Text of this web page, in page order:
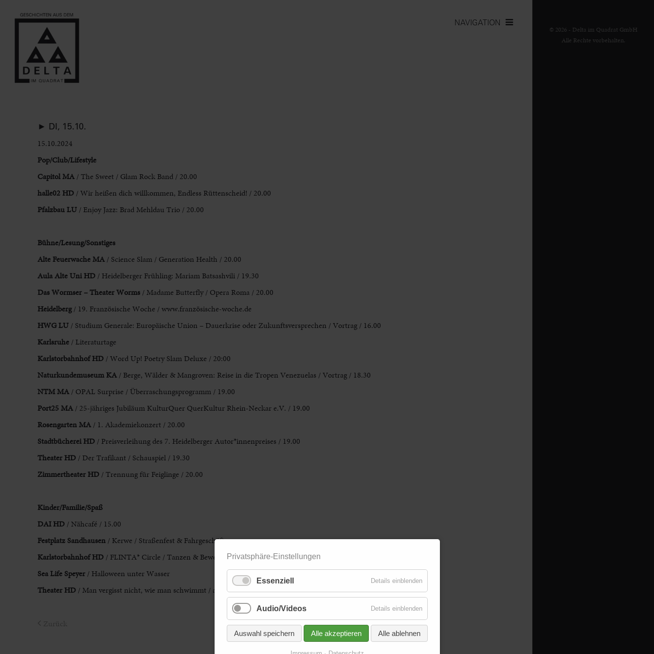
NAVIGATION
► DI, 15.10.
15.10.2024
Pop/Club/Lifestyle
Capitol MA / The Sweet/ Glam Rock Band / 20.00
halle02 HD/ Wir heißen dich willkommen, Endless Rüttenscheid! / 20.00
Pfalzbau LU/ Enjoy Jazz: Brad Mehldau Trio/ 20.00
Bühne/Lesung/Sonstiges
Alte Feuerwache MA/ Science Slam / Generation Health / 20.00
Aula Alte Uni HD/ Heidelberger Frühling: Mariam Batsashvili/ 19.30
Das Wormser – Theater Worms/ Madame Butterfly / Opera Roma / 20.00
Heidelberg/ 19. Französische Woche / www.französische-woche.de
HWGLU/ Studium Generale: Europäische Union – Dauerkrise oder Zukunftsversprechen / Vortrag / 16.00
Karlsruhe/ Literaturtage
Karlstorbahnhof HD/ Word Up! Poetry Slam Deluxe / 20:00
Naturkundemuseum KA/ Berge, Wälder & Mangroven: Reise in die Tropen Venezuelas / Vortrag / 18.30
NTM MA / OPAL Surprise / Überraschungsprogramm / 19.00
Port25MA / 25-jähriges Jubiläum KulturQuer QuerKultur Rhein-Neckar e.V. / 19.00
Rosengarten MA/ 1. Akademiekonzert / 20.00
Stadtbücherei HD/ Preisverleihung des 7. Heidelberger Autor*innenpreises / 19.00
Theater HD/ Der Trafikant / Schauspiel/ 19.30
Zimmertheater HD/ Trennung für Feiglinge / 20.00
Kinder/Familie/Spaß
DAI HD/ Nähcafé / 15.00
Festplatz Sandhausen/ Kerwe / Straßenfest & Fahrgeschäfte
Karlstorbahnhof HD / FLINTA* Circle / Tanzen & Bewegung / 20.00
Sea Life Speyer/ Halloween unter Wasser
Theater HD/ Man vergisst nicht, wie man schwimmt / ab 14 Jahren / 11.00
© 2026 - Delta im Quadrat GmbH
Alle Rechte vorbehalten.
Privatsphäre-Einstellungen
Essenziell Details einblenden
Audio/Videos Details einblenden
Auswahl speichern Alle akzeptieren Alle ablehnen